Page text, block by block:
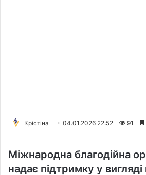
Крістіна 04.01.2026 22:52 91
Міжнародна благодійна
надає підтримку у вигляді